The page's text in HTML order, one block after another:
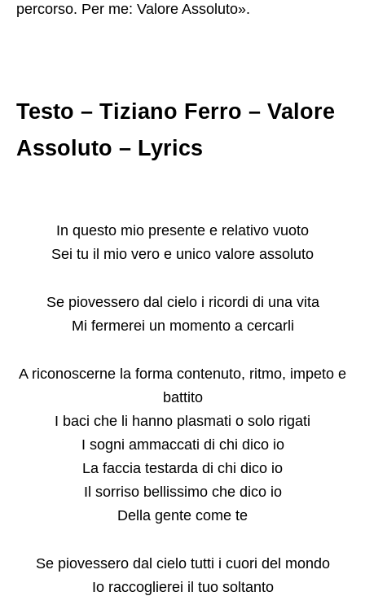
percorso. Per me: Valore Assoluto».
Testo – Tiziano Ferro – Valore
Assoluto – Lyrics
In questo mio presente e relativo vuoto
Sei tu il mio vero e unico valore assoluto
Se piovessero dal cielo i ricordi di una vita
Mi fermerei un momento a cercarli
A riconoscerne la forma contenuto, ritmo, impeto e
battito
I baci che li hanno plasmati o solo rigati
I sogni ammaccati di chi dico io
La faccia testarda di chi dico io
Il sorriso bellissimo che dico io
Della gente come te
Se piovessero dal cielo tutti i cuori del mondo
Io raccoglierei il tuo soltanto